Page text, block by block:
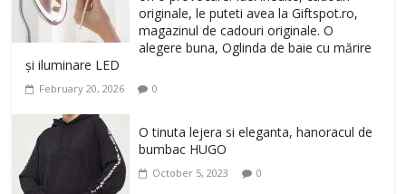
originale, le puteti avea la Giftspot.ro,
magazinul de cadouri originale. O
alegere buna, Oglinda de baie cu mărire
și iluminare LED
February 20, 2026 0
O tinuta lejera si eleganta, hanoracul de
bumbac HUGO
October 5, 2023 0